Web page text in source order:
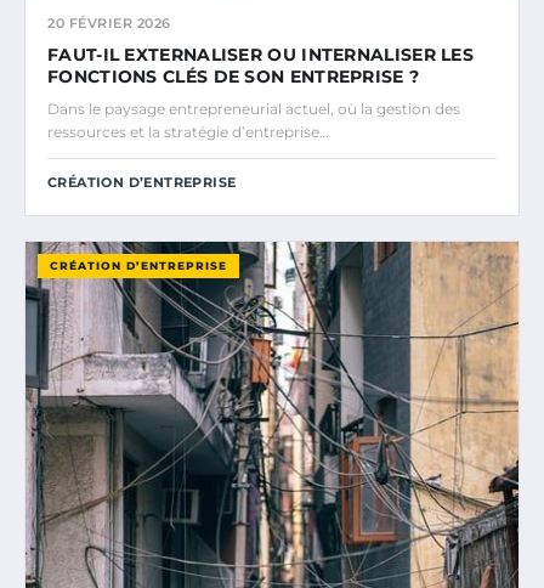
20 FÉVRIER 2026
FAUT-IL EXTERNALISER OU INTERNALISER LES
FONCTIONS CLÉS DE SON ENTREPRISE ?
Dans le paysage entrepreneurial actuel, où la gestion des
ressources et la stratégie d’entreprise…
CRÉATION D’ENTREPRISE
CRÉATION D’ENTREPRISE